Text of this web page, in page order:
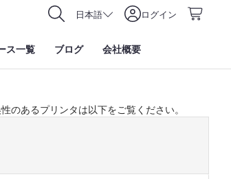
日本語 ログイン
ス一覧 ブログ 会社概要
のあるプリンタは以下をご覧ください。